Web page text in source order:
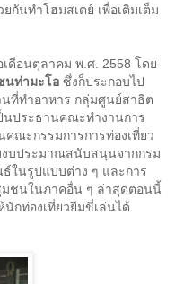
กันทำโฮมสเตย์ เพื่อเติมเต็ม
ดือนตุลาคม พ.ศ. 2558 โดย
นท่ามะโอ ซึ่งก็ประกอบไป
ที่ทำอาหาร กลุ่มศูนย์สาธิต
นประธานคณะทำงานการ
ณะกรรมการการท่องเที่ยว
บประมาณสนับสนุนจากกรม
ธ์ในรูปแบบต่าง ๆ และการ
มชนในภาคอื่น ๆ ล่าสุดตอนนี้
กท่องเที่ยวยืมขี่เล่นได้